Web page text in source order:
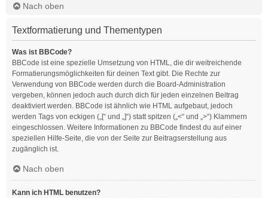
Nach oben
Textformatierung und Thementypen
Was ist BBCode?
BBCode ist eine spezielle Umsetzung von HTML, die dir weitreichende
Formatierungsmöglichkeiten für deinen Text gibt. Die Rechte zur
Verwendung von BBCode werden durch die Board-Administration
vergeben, können jedoch auch durch dich für jeden einzelnen Beitrag
deaktiviert werden. BBCode ist ähnlich wie HTML aufgebaut, jedoch
werden Tags von eckigen („[“ und „]“) statt spitzen („<“ und „>“) Klammern
eingeschlossen. Weitere Informationen zu BBCode findest du auf einer
speziellen Hilfe-Seite, die von der Seite zur Beitragserstellung aus
zugänglich ist.
Nach oben
Kann ich HTML benutzen?